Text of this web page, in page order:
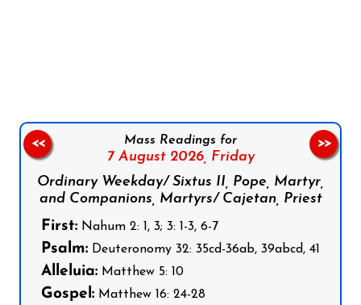
Mass Readings for
7 August 2026, Friday
Ordinary Weekday/ Sixtus II, Pope, Martyr,
and Companions, Martyrs/ Cajetan, Priest
First: Nahum 2: 1, 3; 3: 1-3, 6-7
Psalm: Deuteronomy 32: 35cd-36ab, 39abcd, 41
Alleluia: Matthew 5: 10
Gospel: Matthew 16: 24-28
<< >>